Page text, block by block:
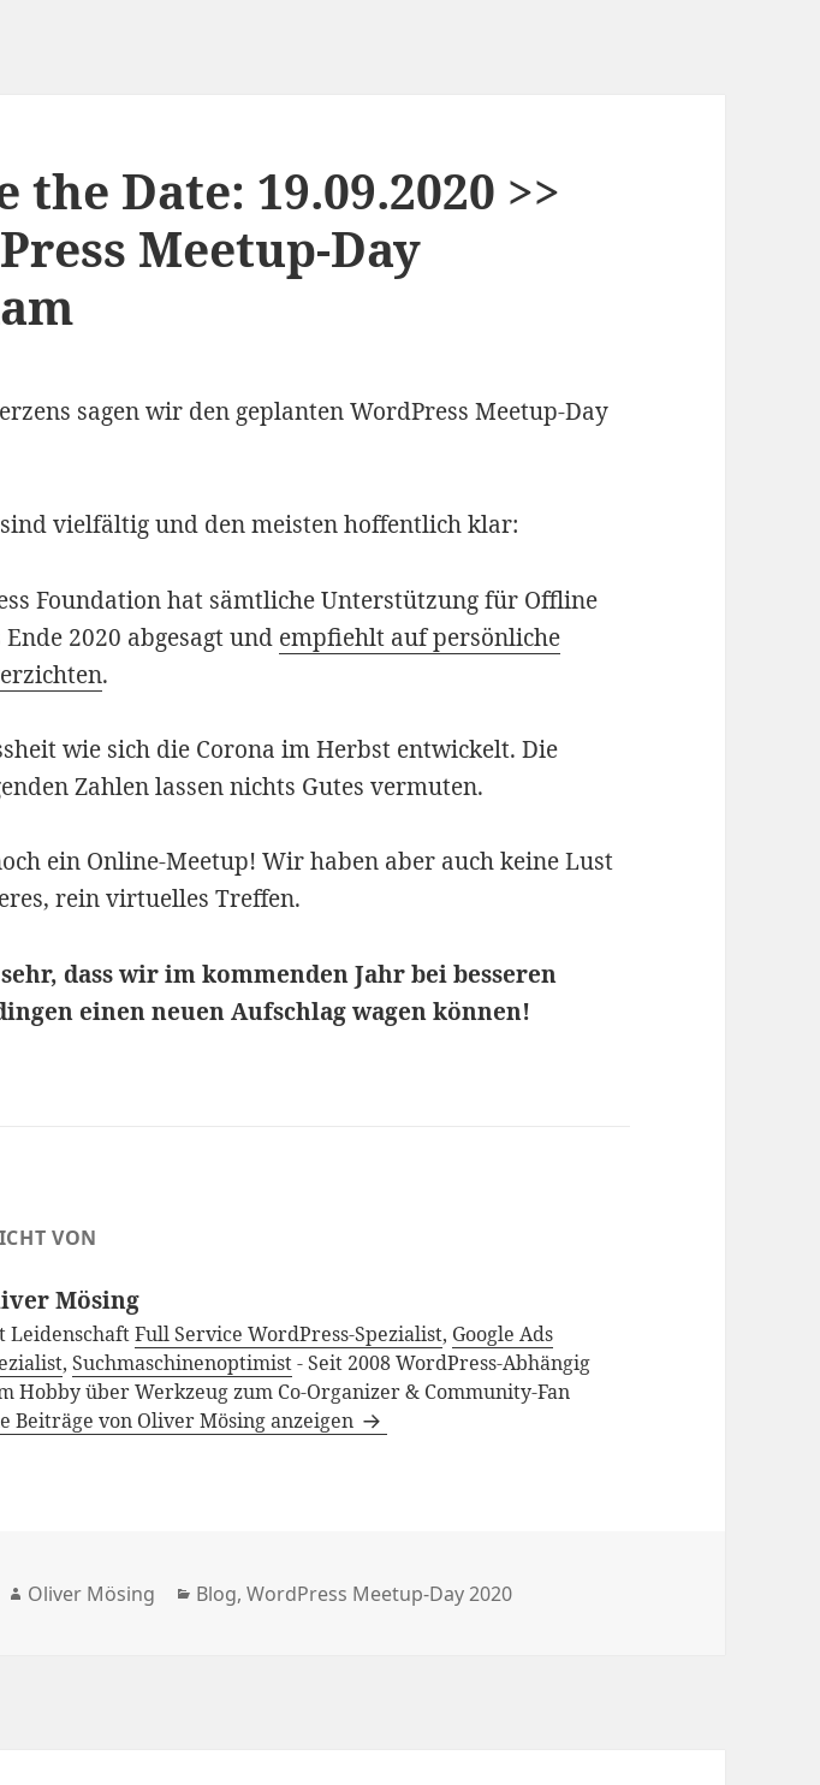
the Date: 19.09.2020 >>
Meetup-Day
sagen wir den geplanten WordPress Meetup-Day
vielfältig und den meisten hoffentlich klar:
Foundation hat sämtliche Unterstützung für Offline
2020 abgesagt und empfiehlt auf persönliche
.
wie sich die Corona im Herbst entwickelt. Die
Zahlen lassen nichts Gutes vermuten.
ein Online-Meetup! Wir haben aber auch keine Lust
rein virtuelles Treffen.
dass wir im kommenden Jahr bei besseren
einen neuen Aufschlag wagen können!
VON
Mösing
LeidenschaftFull Service WordPress-Spezialist, Google Ads
,Suchmaschinenoptimist- Seit 2008 WordPress-Abhängig
Hobby über Werkzeug zum Co-Organizer & Community-Fan
Beiträge von Oliver Mösing anzeigen
Autor
Oliver Mösing Kategorien
Blog,WordPress Meetup-Day 2020